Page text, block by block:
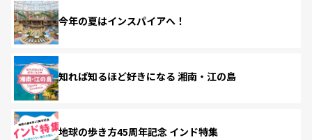
今年の夏はインスパイアへ！
知れば知るほど好きになる 湘南・江の島
地球の歩き方45周年記念 インド特集